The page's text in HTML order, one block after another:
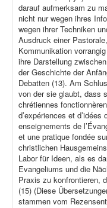
darauf aufmerksam zu
nicht nur wegen ihres
wegen ihrer Techniken
Ausdruck einer
Kommunikation
ihre Darstellung
der Geschichte der
Debatten (13). Am
von der sie glaubt, dass
chrétiennes
d’expériences et
enseignements de
et une pratique fondée
christlichen
Labor für Ideen, als es
Evangeliums und die
Praxis zu konfrontieren,
(15) (Diese
stammen vom